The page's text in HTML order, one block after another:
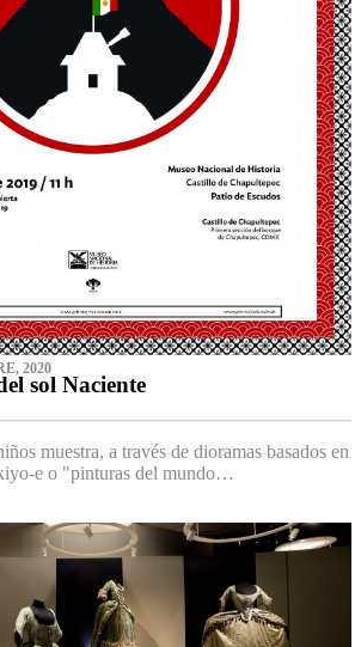
2020
sol Naciente
muestra, a través de dioramas basados en
e o "pinturas del mundo…